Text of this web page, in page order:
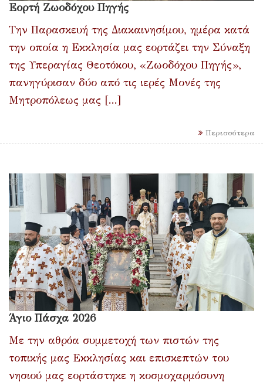
Εορτή Ζωοδόχου Πηγής
Την Παρασκευή της Διακαινησίμου, ημέρα κατά
την οποία η Εκκλησία μας εορτάζει την Σύναξη
της Υπεραγίας Θεοτόκου, «Ζωοδόχου Πηγής»,
πανηγύρισαν δύο από τις ιερές Μονές της
Μητροπόλεως μας [...]
Περισσότερα
Άγιο Πάσχα 2026
Με την αθρόα συμμετοχή των πιστών της
τοπικής μας Εκκλησίας και επισκεπτών του
νησιού μας εορτάστηκε η κοσμοχαρμόσυνη